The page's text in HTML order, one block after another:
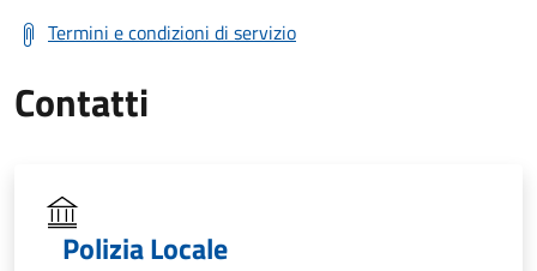
Termini e condizioni di servizio
Contatti
Polizia Locale